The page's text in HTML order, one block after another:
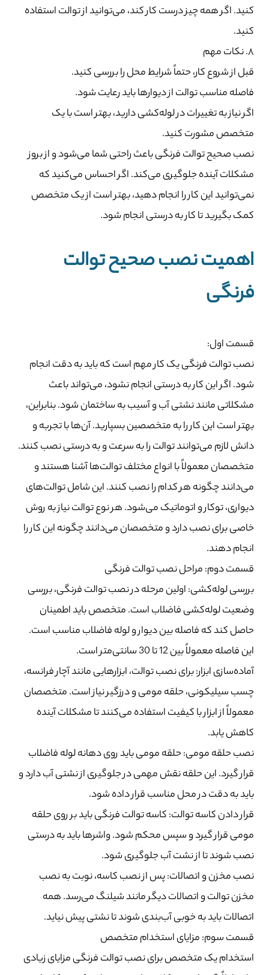
کنید. اگر همه چیز درست کار کند، می‌توانید از توالت استفاده
کنید.
۸. نکات مهم
قبل از شروع کار، حتماً شرایط محل را بررسی کنید.
فاصله مناسب توالت از دیوارها باید رعایت شود.
اگر نیاز به تغییرات در لوله‌کشی دارید، بهتر است با یک
متخصص مشورت کنید.
نصب صحیح توالت فرنگی باعث راحتی شما می‌شود و از بروز
مشکلات آینده جلوگیری می‌کند. اگر احساس می‌کنید که
نمی‌توانید این کار را انجام دهید، بهتر است از یک متخصص
کمک بگیرید تا کار به درستی انجام شود.
اهمیت نصب صحیح توالت
فرنگی
قسمت اول:
نصب توالت فرنگی یک کار مهم است که باید به دقت انجام
شود. اگر این کار به درستی انجام نشود، می‌تواند باعث
مشکلاتی مانند نشتی آب و آسیب به ساختمان شود. بنابراین،
بهتر است این کار را به متخصصین بسپارید. آن‌ها با تجربه و
دانش لازم می‌توانند توالت را به سرعت و به درستی نصب کنند.
متخصصان معمولاً با انواع مختلف توالت‌ها آشنا هستند و
می‌دانند چگونه هر کدام را نصب کنند. این شامل توالت‌های
دیواری، توکار و اتوماتیک می‌شود. هر نوع توالت نیاز به روش
خاصی برای نصب دارد و متخصصان می‌دانند چگونه این کار را
انجام دهند.
قسمت دوم: مراحل نصب توالت فرنگی
بررسی لوله‌کشی: اولین مرحله در نصب توالت فرنگی، بررسی
وضعیت لوله‌کشی فاضلاب است. متخصص باید اطمینان
حاصل کند که فاصله بین دیوار و لوله فاضلاب مناسب است.
این فاصله معمولاً بین 12 تا 30 سانتی‌متر است.
آماده‌سازی ابزار: برای نصب توالت، ابزارهایی مانند آچار فرانسه،
چسب سیلیکونی، حلقه مومی و درزگیر نیاز است. متخصصان
معمولاً از ابزار با کیفیت استفاده می‌کنند تا مشکلات آینده
کاهش یابد.
نصب حلقه مومی: حلقه مومی باید روی دهانه لوله فاضلاب
قرار گیرد. این حلقه نقش مهمی در جلوگیری از نشتی آب دارد و
باید به دقت در محل مناسب قرار داده شود.
قرار دادن کاسه توالت: کاسه توالت فرنگی باید بر روی حلقه
مومی قرار گیرد و سپس محکم شود. واشرها باید به درستی
نصب شوند تا از نشت آب جلوگیری شود.
نصب مخزن و اتصالات: پس از نصب کاسه، نوبت به نصب
مخزن توالت و اتصالات دیگر مانند شیلنگ می‌رسد. همه
اتصالات باید به خوبی آب‌بندی شوند تا نشتی پیش نیاید.
قسمت سوم: مزایای استخدام متخصص
استخدام یک متخصص برای نصب توالت فرنگی مزایای زیادی